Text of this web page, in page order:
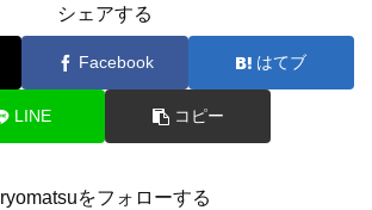
シェアする
Facebook はてブ
LINE コピー
ryomatsuをフォローする